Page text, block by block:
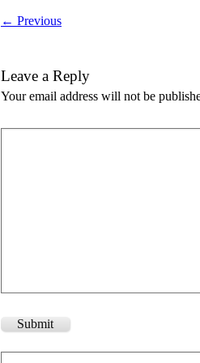
← Previous
Leave a Reply
Your email address will not be
Submit